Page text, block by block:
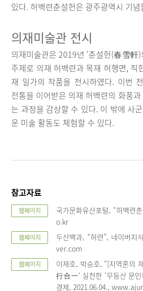
있다. 허백련춘설헌은 광주광역시 기
의재미술관 전시
의재미술관은 2019년 ‘춘설헌(春雪軒)
주제로 의재 허백련과 목재 허행면, 직
재 일가의 작품을 전시하였다. 이번
전통을 이어받은 의재 허백련의 화풍
는 과정을 감상할 수 있다. 이 밖에 사
운 미술 활동도 체험할 수 있다.
참고자료
웹페이지
국가문화유산포털, “허백련
o.kr
웹페이지
두산백과, “허련”, 네이버
ver.com
웹페이지
이재호, 박승호, “[지역혼의
行合一’ 실천한 '무등산 문
경제, 2021.06.04.,